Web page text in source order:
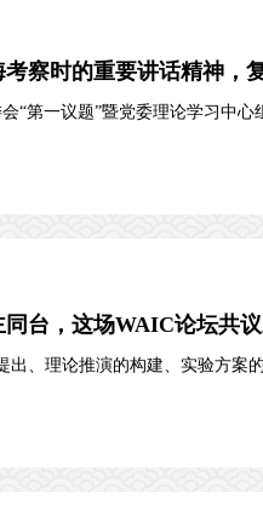
察时的重要讲话精神，
“第一议题”暨党委理论学习中
台，这场WAIC论坛共
出、理论推演的构建、实验方案